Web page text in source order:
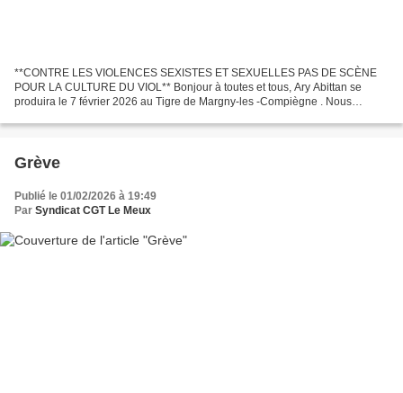
**CONTRE LES VIOLENCES SEXISTES ET SEXUELLES PAS DE SCÈNE
POUR LA CULTURE DU VIOL** Bonjour à toutes et tous, Ary Abittan se
produira le 7 février 2026 au Tigre de Margny-les -Compiègne . Nous
Grève
Publié le 01/02/2026 à 19:49
Par Syndicat CGT Le Meux